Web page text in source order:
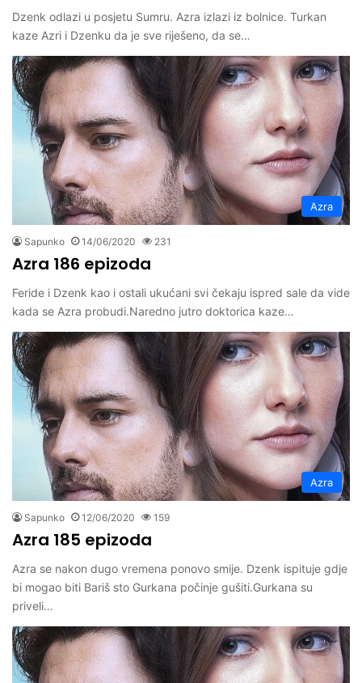
Dzenk odlazi u posjetu Sumru. Azra izlazi iz bolnice. Turkan
kaze Azri i Dzenku da je sve riješeno, da se…
Azra
Sapunko 14/06/2020 231
Azra 186 epizoda
Feride i Dzenk kao i ostali ukućani svi čekaju ispred sale da vide
kada se Azra probudi.Naredno jutro doktorica kaze…
Azra
Sapunko 12/06/2020 159
Azra 185 epizoda
Azra se nakon dugo vremena ponovo smije. Dzenk ispituje gdje
bi mogao biti Bariš sto Gurkana počinje gušiti.Gurkana su
priveli…